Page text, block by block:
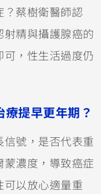
？蔡樹衛醫師認
射精與攝護腺癌的
可，性生活過度仍
提早更年期？
信號，是否代表重
蒙濃度，導致癌症
可以放心適量重